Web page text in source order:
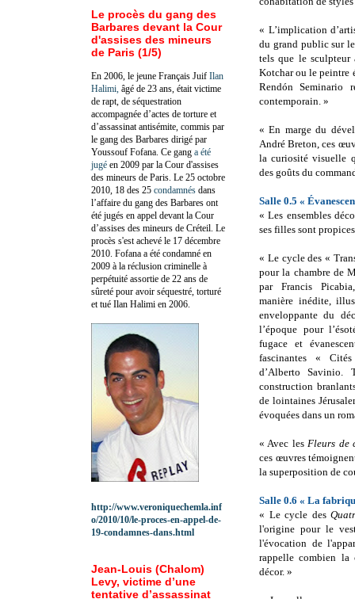
« L’implication
du grand public sur
tels que le sculpteur
Kotchar ou le peintre
Rendón Seminario
contemporain. »
« En marge du
André Breton, ces
la curiosité visuelle
des goûts du
Salle 0.5 «
« Les ensembles
ses filles sont
« Le cycle des «
pour la chambre de
par Francis
manière inédite,
enveloppante du
l’époque pour
fugace et
fascinantes «
d’Alberto Savinio.
construction
de lointaines
évoquées dans un
« Avec lesFleurs de
ces œuvres
la superposition de
Salle 0.6 « La
« Le cycle des
l'origine pour le
l'évocation de
rappelle combien
décor. »
Le procès du gang des
Barbares devant la Cour
d'assises des mineurs
de Paris (1/5)
En 2006, le jeune Français Juif Ilan
Halimi, âgé de 23 ans, était victime
de rapt, de séquestration
accompagnée d’actes de torture et
d’assassinat antisémite, commis par
le gang des Barbares dirigé par
Youssouf Fofana. Ce gang a été
jugé en 2009 par la Cour d'assises
des mineurs de Paris. Le 25 octobre
2010, 18 des 25 condamnés dans
l’affaire du gang des Barbares ont
été jugés en appel devant la Cour
d’assises des mineurs de Créteil. Le
procès s'est achevé le 17 décembre
2010. Fofana a été condamné en
2009 à la réclusion criminelle à
perpétuité assortie de 22 ans de
sûreté pour avoir séquestré, torturé
et tué Ilan Halimi en 2006.
http://www.veroniquechemla.inf
o/2010/10/le-proces-en-appel-de-
19-condamnes-dans.html
Jean-Louis (Chalom)
Levy, victime d’une
tentative d’assassinat